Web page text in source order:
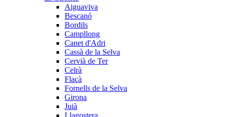
Aiguaviva
Bescanó
Bordils
Campllong
Canet d'Adri
Cassà de la Selva
Cervià de Ter
Celrà
Flaçà
Fornells de la Selva
Girona
Juià
Llagostera